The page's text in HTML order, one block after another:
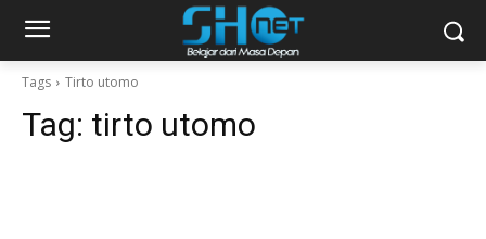
Tags Tirto utomo
Tag: tirto utomo